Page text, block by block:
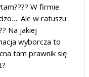
W firmie
Ale w ratuszu
Na jakiej
wyborcza to
tam prawnik się